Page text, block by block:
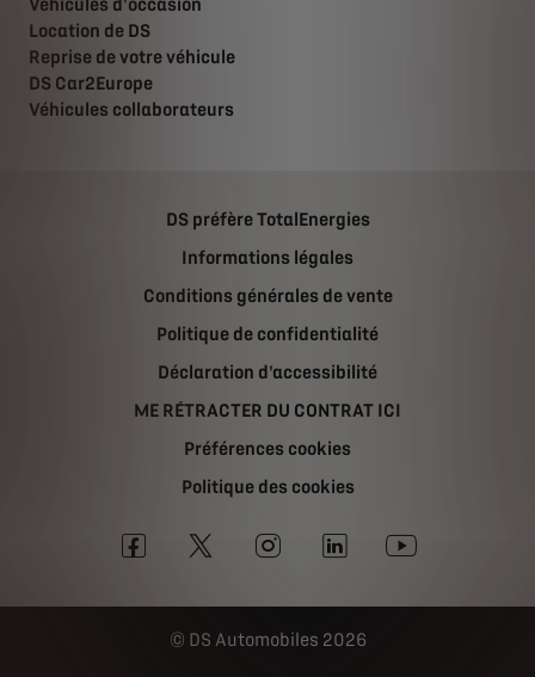
Véhicules d'occasion
Location de DS
Reprise de votre véhicule
DS Car2Europe
Véhicules collaborateurs
DS préfère TotalEnergies
Informations légales
Conditions générales de vente
Politique de confidentialité
Déclaration d'accessibilité
ME RÉTRACTER DU CONTRAT ICI
Préférences cookies
Politique des cookies
DS Automobiles 2026